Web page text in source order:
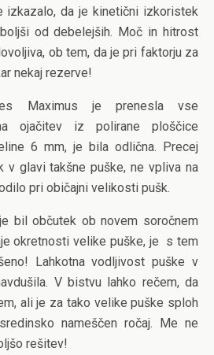
izkazalo, da je kinetični izkoristek
od debelejših. Moč in hitrost
ob tem, da je pri faktorju za
nekaj rezerve!
Maximus je prenesla vse
ojačitev iz polirane ploščice
6 mm, je bila odlična. Precej
v glavi takšne puške, ne vpliva na
pri običajni velikosti pušk.
bil občutek ob novem soročnem
okretnosti velike puške, je s tem
Lahkotna vodljivost puške v
V bistvu lahko rečem, da
ali je za tako velike puške sploh
nameščen ročaj. Me ne
rešitev!